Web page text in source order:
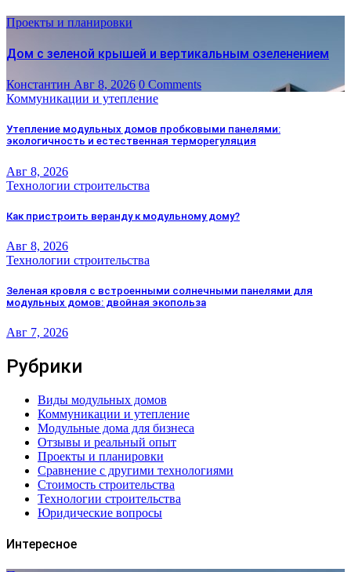
Проекты и планировки
Дом с зеленой крышей и вертикальным озеленением
Константин Авг 8, 2026 0 Comments
Коммуникации и утепление
Утепление модульных домов пробковыми панелями:
экологичность и естественная терморегуляция
Авг 8, 2026
Технологии строительства
Как пристроить веранду к модульному дому?
Авг 8, 2026
Технологии строительства
Зеленая кровля с встроенными солнечными панелями для
модульных домов: двойная экопольза
Авг 7, 2026
Рубрики
Виды модульных домов
Коммуникации и утепление
Модульные дома для бизнеса
Отзывы и реальный опыт
Проекты и планировки
Сравнение с другими технологиями
Стоимость строительства
Технологии строительства
Юридические вопросы
Интересное